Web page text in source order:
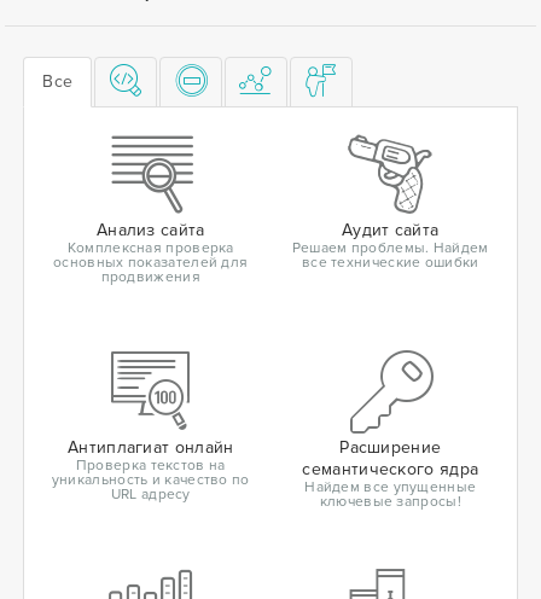
Все
Анализ сайта
Комплексная проверка
основных показателей для
продвижения
Аудит сайта
Решаем проблемы. Найдем
все технические ошибки
Антиплагиат онлайн
Проверка текстов на
уникальность и качество по
URL адресу
Расширение
семантического ядра
Найдем все упущенные
ключевые запросы!